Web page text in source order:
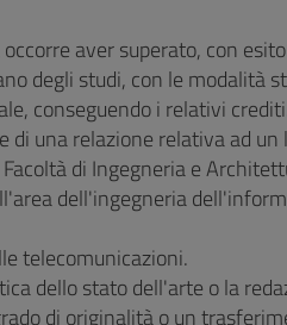
aver superato, con
degli studi, con le modalità
conseguendo i relativi
di una relazione relativa ad
di Ingegneria e
dell'ingegneria
telecomunicazioni.
dello stato dell'arte o la
di originalità o un